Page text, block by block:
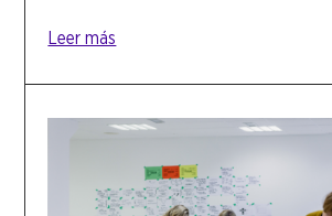
Leer más